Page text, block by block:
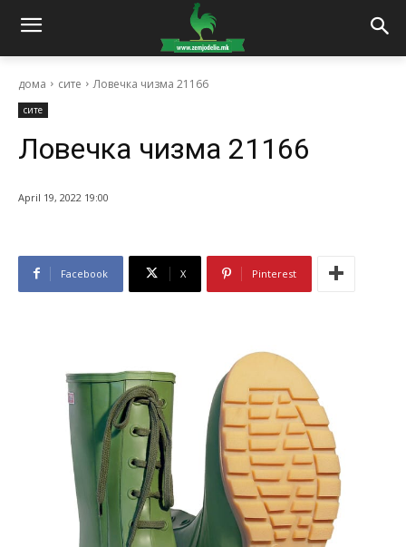
дома сите Ловечка чизма 21166
сите
Ловечка чизма 21166
April 19, 2022 19:00
Facebook X Pinterest